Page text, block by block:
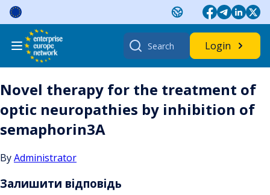
Skip
content
Search
for:
Login
Novel therapy for the treatment of
optic neuropathies by inhibition of
semaphorin3A
ByAdministrator
Залишити відповідь